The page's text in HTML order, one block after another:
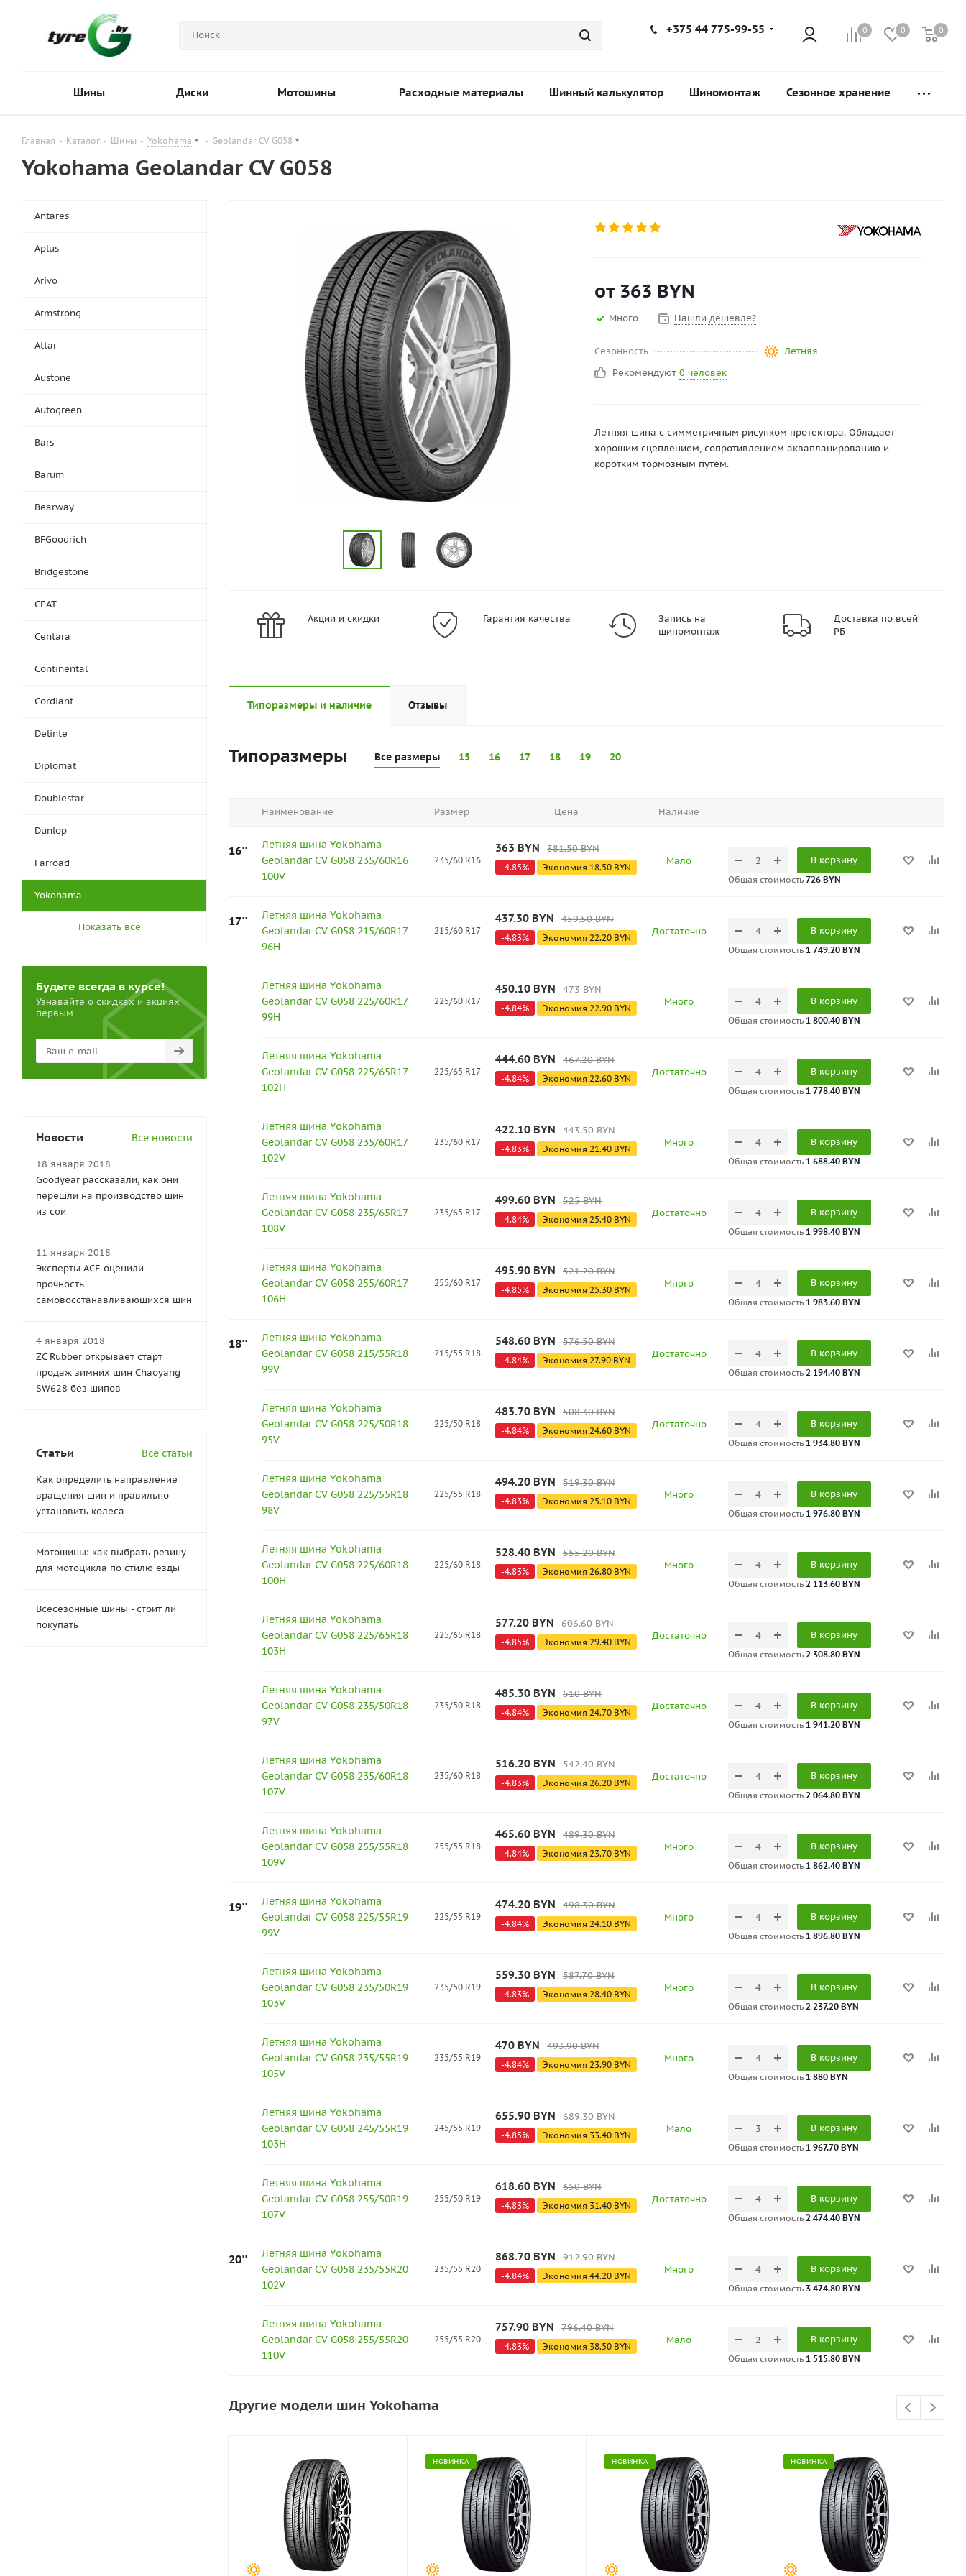
0 0 0
+375 44 775-99-55
Шины Диски Мотошины Расходные материалы Шинный калькулятор Шиномонтаж Сезонное хранение
Главная - Каталог - Шины - Yokohama - Geolandar CV G058
Yokohama Geolandar CV G058
от 363 BYN
Много Нашли дешевле?
Сезонность
Летняя
Рекомендуют 0 человек
Летняя шина с симметричным рисунком протектора. Обладает
хорошим сцеплением, сопротивлением аквапланированию и
коротким тормозным путем.
Акции и скидки Гарантия качества
Запись на
шиномонтаж
Доставка по всей
РБ
Типоразмеры и наличие Отзывы
Типоразмеры Все размеры 15 16 17 18 19 20
Наименование Размер Цена Наличие
16''
Летняя шина Yokohama
Geolandar CV G058 235/60R16
100V
235/60 R16
363 BYN 381.50BYN
-4.85% Экономия 18.50 BYN
Мало В корзину
Общая стоимость 726 BYN
17''
Летняя шина Yokohama
Geolandar CV G058 215/60R17
96H
215/60 R17
437.30 BYN 459.50BYN
-4.83% Экономия 22.20 BYN
Достаточно В корзину
Общая стоимость 1 749.20 BYN
Летняя шина Yokohama
Geolandar CV G058 225/60R17
99H
225/60 R17
450.10 BYN 473BYN
-4.84% Экономия 22.90 BYN
Много В корзину
Общая стоимость 1 800.40 BYN
Летняя шина Yokohama
Geolandar CV G058 225/65R17
102H
225/65 R17
444.60 BYN 467.20BYN
-4.84% Экономия 22.60 BYN
Достаточно В корзину
Общая стоимость 1 778.40 BYN
Летняя шина Yokohama
Geolandar CV G058 235/60R17
102V
235/60 R17
422.10 BYN 443.50BYN
-4.83% Экономия 21.40 BYN
Много В корзину
Общая стоимость 1 688.40 BYN
Летняя шина Yokohama
Geolandar CV G058 235/65R17
108V
235/65 R17
499.60 BYN 525BYN
-4.84% Экономия 25.40 BYN
Достаточно В корзину
Общая стоимость 1 998.40 BYN
Летняя шина Yokohama
Geolandar CV G058 255/60R17
106H
255/60 R17
495.90 BYN 521.20BYN
-4.85% Экономия 25.30 BYN
Много В корзину
Общая стоимость 1 983.60 BYN
18''
Летняя шина Yokohama
Geolandar CV G058 215/55R18
99V
215/55 R18
548.60 BYN 576.50BYN
-4.84% Экономия 27.90 BYN
Достаточно В корзину
Общая стоимость 2 194.40 BYN
Летняя шина Yokohama
Geolandar CV G058 225/50R18
95V
225/50 R18
483.70 BYN 508.30BYN
-4.84% Экономия 24.60 BYN
Достаточно В корзину
Общая стоимость 1 934.80 BYN
Летняя шина Yokohama
Geolandar CV G058 225/55R18
98V
225/55 R18
494.20 BYN 519.30BYN
-4.83% Экономия 25.10 BYN
Много В корзину
Общая стоимость 1 976.80 BYN
Летняя шина Yokohama
Geolandar CV G058 225/60R18
100H
225/60 R18
528.40 BYN 555.20BYN
-4.83% Экономия 26.80 BYN
Много В корзину
Общая стоимость 2 113.60 BYN
Летняя шина Yokohama
Geolandar CV G058 225/65R18
103H
225/65 R18
577.20 BYN 606.60BYN
-4.85% Экономия 29.40 BYN
Достаточно В корзину
Общая стоимость 2 308.80 BYN
Летняя шина Yokohama
Geolandar CV G058 235/50R18
97V
235/50 R18
485.30 BYN 510BYN
-4.84% Экономия 24.70 BYN
Достаточно В корзину
Общая стоимость 1 941.20 BYN
Летняя шина Yokohama
Geolandar CV G058 235/60R18
107V
235/60 R18
516.20 BYN 542.40BYN
-4.83% Экономия 26.20 BYN
Достаточно В корзину
Общая стоимость 2 064.80 BYN
Летняя шина Yokohama
Geolandar CV G058 255/55R18
109V
255/55 R18
465.60 BYN 489.30BYN
-4.84% Экономия 23.70 BYN
Много В корзину
Общая стоимость 1 862.40 BYN
19''
Летняя шина Yokohama
Geolandar CV G058 225/55R19
99V
225/55 R19
474.20 BYN 498.30BYN
-4.84% Экономия 24.10 BYN
Много В корзину
Общая стоимость 1 896.80 BYN
Летняя шина Yokohama
Geolandar CV G058 235/50R19
103V
235/50 R19
559.30 BYN 587.70BYN
-4.83% Экономия 28.40 BYN
Много В корзину
Общая стоимость 2 237.20 BYN
Летняя шина Yokohama
Geolandar CV G058 235/55R19
105V
235/55 R19
470 BYN 493.90BYN
-4.84% Экономия 23.90 BYN
Много В корзину
Общая стоимость 1 880 BYN
Летняя шина Yokohama
Geolandar CV G058 245/55R19
103H
245/55 R19
655.90 BYN 689.30BYN
-4.85% Экономия 33.40 BYN
Мало В корзину
Общая стоимость 1 967.70 BYN
Летняя шина Yokohama
Geolandar CV G058 255/50R19
107V
255/50 R19
618.60 BYN 650BYN
-4.83% Экономия 31.40 BYN
Достаточно В корзину
Общая стоимость 2 474.40 BYN
20''
Летняя шина Yokohama
Geolandar CV G058 235/55R20
102V
235/55 R20
868.70 BYN 912.90BYN
-4.84% Экономия 44.20 BYN
Много В корзину
Общая стоимость 3 474.80 BYN
Летняя шина Yokohama
Geolandar CV G058 255/55R20
110V
255/55 R20
757.90 BYN 796.40BYN
-4.83% Экономия 38.50 BYN
Мало В корзину
Общая стоимость 1 515.80 BYN
Другие модели шин Yokohama
НОВИНКА НОВИНКА НОВИНКА
Antares
Aplus
Arivo
Armstrong
Attar
Austone
Autogreen
Bars
Barum
Bearway
BFGoodrich
Bridgestone
CEAT
Centara
Continental
Cordiant
Delinte
Diplomat
Doublestar
Dunlop
Farroad
Yokohama
Показать все
Будьте всегда в курсе!
Узнавайте о скидках и акциях
первым
Новости Все новости
18 января 2018
Goodyear рассказали, как они
перешли на производство шин
из сои
11 января 2018
Эксперты АСЕ оценили
прочность
самовосстанавливающихся шин
4 января 2018
ZC Rubber открывает старт
продаж зимних шин Chaoyang
SW628 без шипов
Статьи Все статьи
Как определить направление
вращения шин и правильно
установить колеса
Мотошины: как выбрать резину
для мотоцикла по стилю езды
Всесезонные шины - стоит ли
покупать